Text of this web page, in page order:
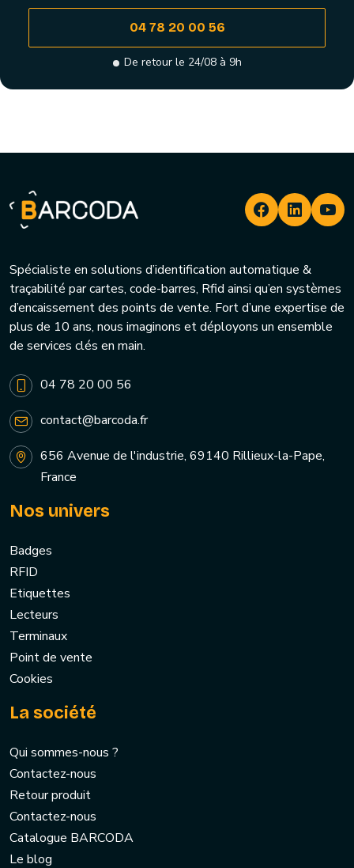
04 78 20 00 56
De retour le 24/08 à 9h
Spécialiste en solutions d’identification automatique &
traçabilité par cartes, code-barres, Rfid ainsi qu’en systèmes
d’encaissement des points de vente. Fort d’une expertise de
plus de 10 ans, nous imaginons et déployons un ensemble
de services clés en main.
04 78 20 00 56
contact@barcoda.fr
656 Avenue de l'industrie, 69140 Rillieux-la-Pape,
France
Nos univers
Badges
RFID
Etiquettes
Lecteurs
Terminaux
Point de vente
Cookies
La société
Qui sommes-nous ?
Contactez-nous
Retour produit
Contactez-nous
Catalogue BARCODA
Le blog